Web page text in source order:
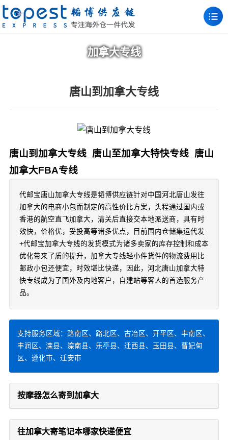
加拿大专线
唐山到加拿大专线
唐山到加拿大专线_唐山至加拿大特快专线_唐山
加拿大FBA专线
代邮宝唐山加拿大专线是韬博供应链针对中国河北唐山发往
加拿大的电商小包而制定的高性价比方案，头程通过国内或
香港的航空直飞加拿大，清关后直接交本地派送商，具有时
效快，价格优，妥投高等诸多优点，目前国内仓储集运代发
+代邮宝加拿大专线的发货模式为诸多卖家的库存控制和成本
优化带来了质的提升，加拿大专线轻小件货件的物流费用比
邮政小包还便宜，时效堪比快递，因此，河北唐山加拿大特
快专线成为了国外及内地客户，自建站等客人的首选服务产
品。
支持服务区域：路南区、路北区、古冶区、开平区、丰南区、
丰润区、滦县、滦南县、乐亭县、迁西县、玉田县、曹妃甸
区、遵化市、迁安市
按摩器怎么寄到加拿大
往加拿大寄笔记本哪家快递便宜